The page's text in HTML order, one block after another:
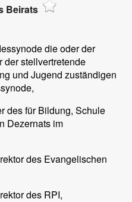
Beirats
die oder der
der stellvertretende
und Jugend zuständigen
des für Bildung, Schule
Dezernats im
des Evangelischen
des RPI,